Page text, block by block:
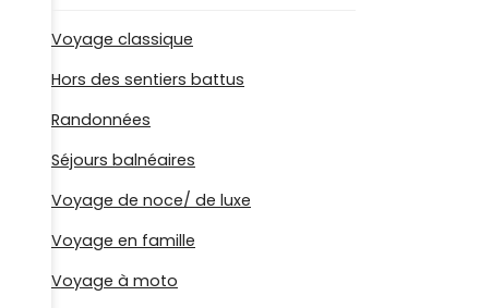
Voyage classique
Hors des sentiers battus
Randonnées
Séjours balnéaires
Voyage de noce/ de luxe
Voyage en famille
Voyage à moto